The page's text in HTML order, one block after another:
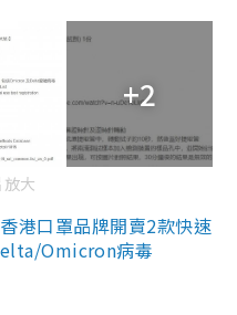
+2
大
港口罩品牌開賣2款快速
Omicron病毒